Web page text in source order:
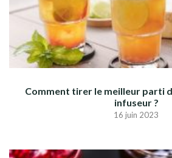
Comment tirer le meilleur parti
infuseur ?
16 juin 2023